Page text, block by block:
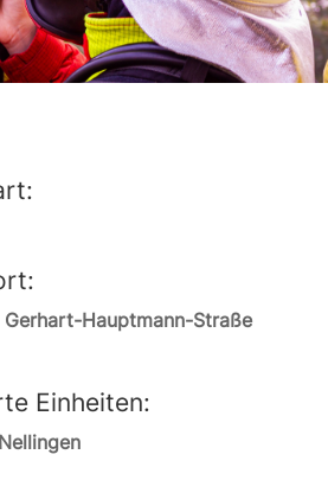
Hauptmann-Straße
Einheiten: